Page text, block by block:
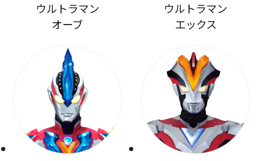
ウルトラマン
オーブ
ウルトラマン
エックス